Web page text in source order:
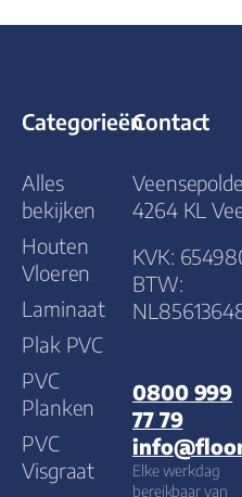
Categorieën
Alles
bekijken
Houten
Vloeren
Laminaat
Plak PVC
PVC
Planken
PVC
Visgraat
Contact
4264 KL
KVK:
BTW:
0800 999
77 79
Elke werkdag
bereikbaar van